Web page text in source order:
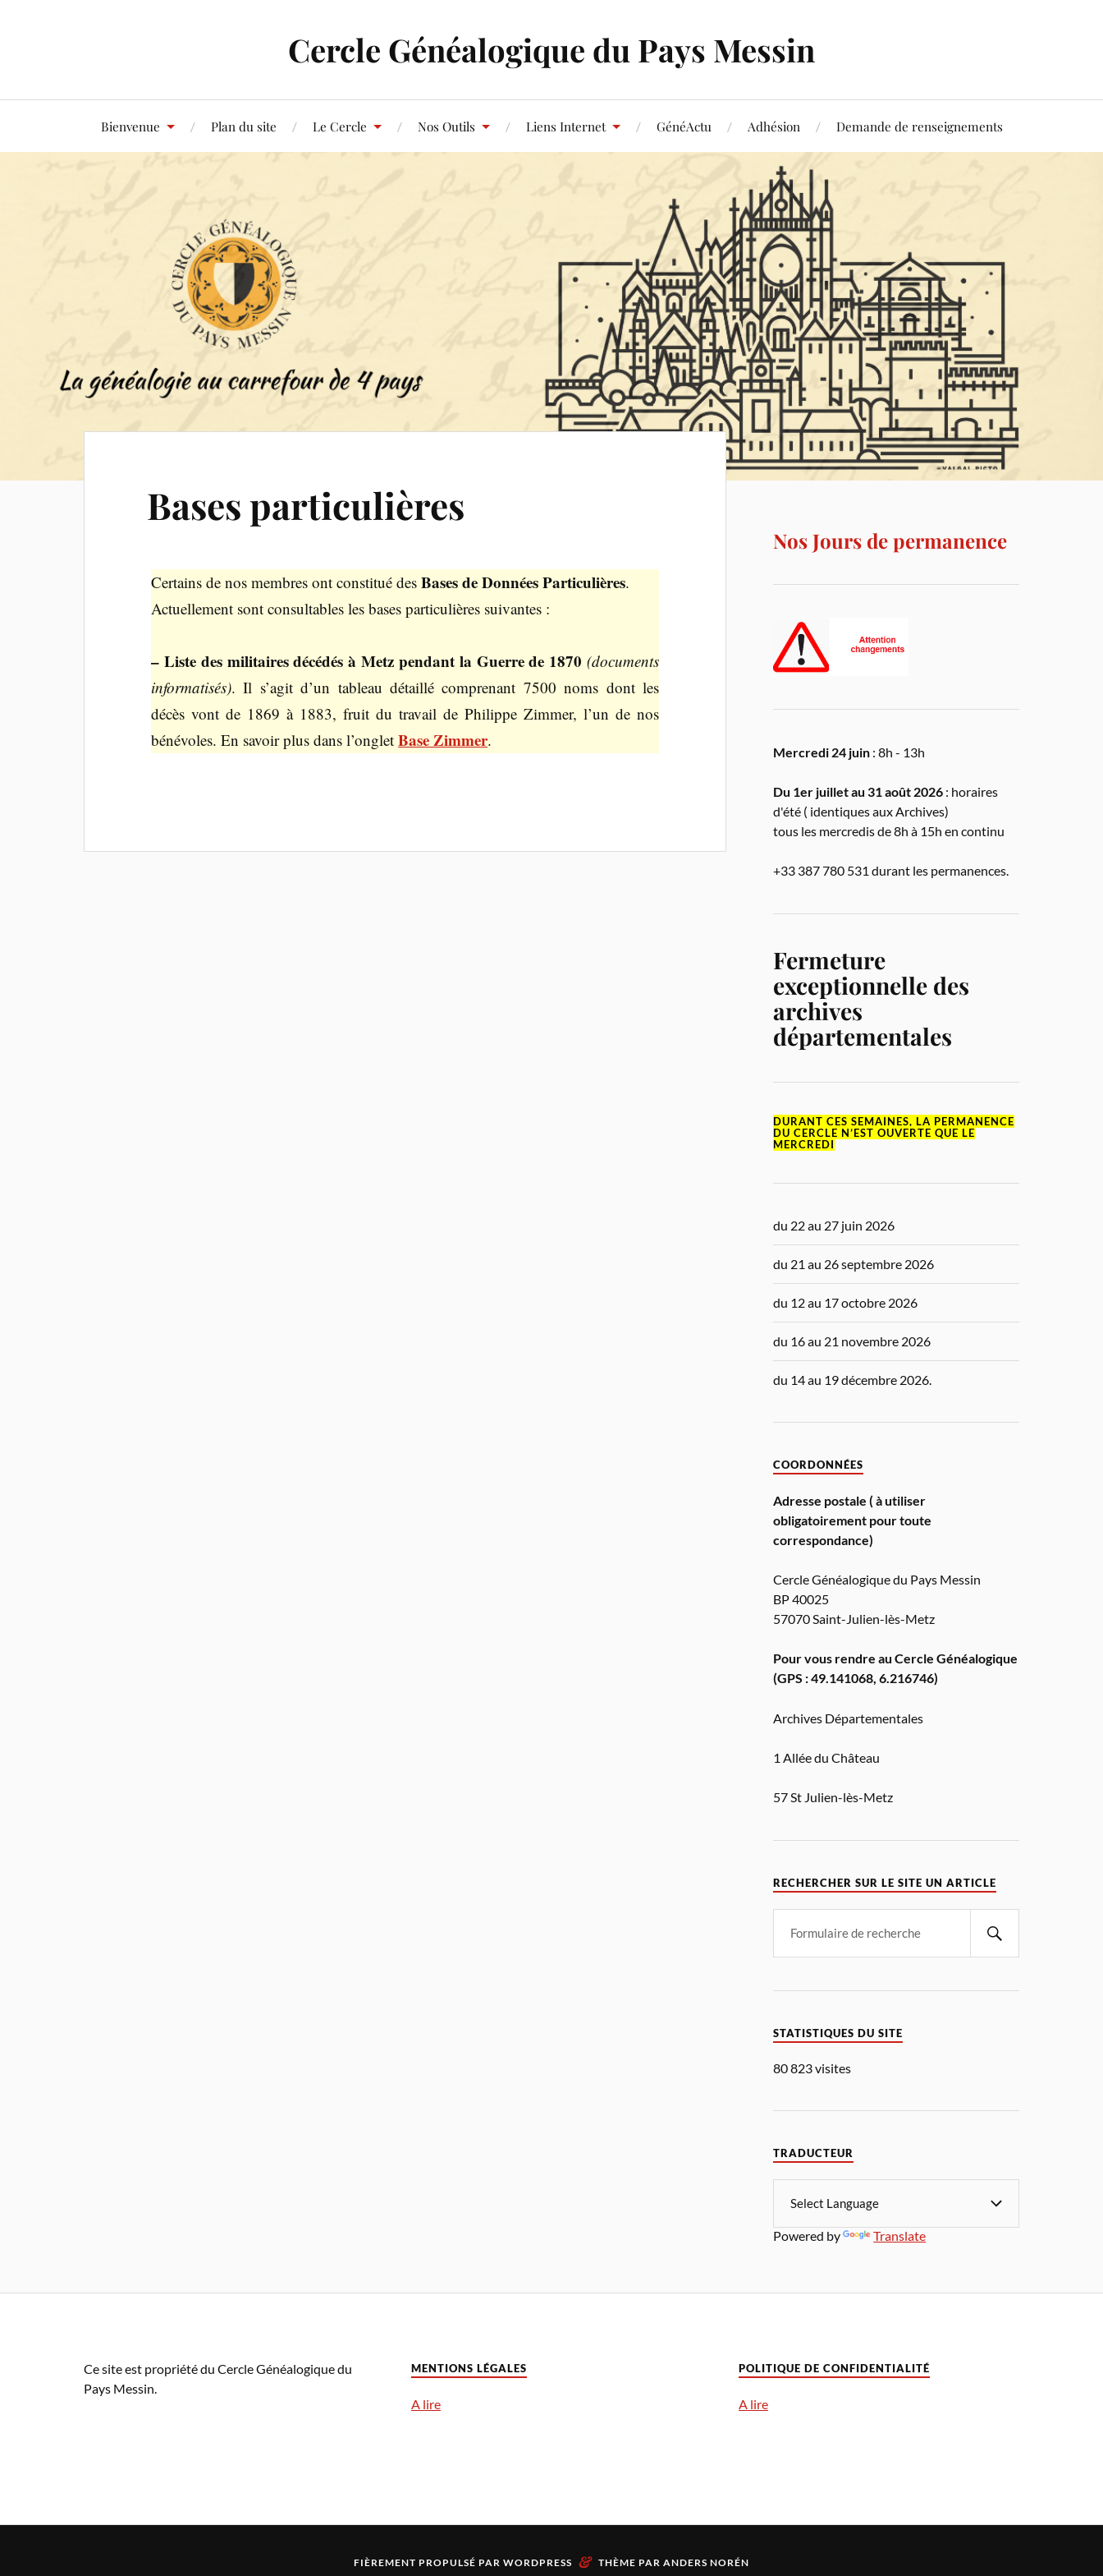
Cercle Généalogique du Pays Messin
Bienvenue Plan du site Le Cercle Nos Outils Liens Internet GénéActu Adhésion Demande de renseignements
Bases particulières
Certains de nos membres ont constitué desBases de Données Particulières.
Actuellement sont consultables les bases particulières suivantes :
– Liste des militaires décédés à Metz pendant la Guerre de 1870 (documents
informatisés). Il s’agit d’un tableau détaillé comprenant 7500 noms dont les
décès vont de 1869 à 1883, fruit du travail de Philippe Zimmer, l’un de nos
bénévoles. En savoir plus dans l’ongletBase Zimmer.
Nos Jours de permanence
Mercredi 24 juin : 8h - 13h
Du 1er juillet au 31 août 2026 : horaires
d'été ( identiques aux Archives)
tous les mercredis de 8h à 15h en continu
+33 387 780 531 durant les permanences.
Fermeture
exceptionnelle des
archives
départementales
DURANT CES SEMAINES, LA PERMANENCE
DU CERCLE N’EST OUVERTE QUE LE
MERCREDI
du 22 au 27 juin 2026
du 21 au 26 septembre 2026
du 12 au 17 octobre 2026
du 16 au 21 novembre 2026
du 14 au 19 décembre 2026.
COORDONNÉES
Adresse postale ( à utiliser
obligatoirement pour toute
correspondance)
Cercle Généalogique du Pays Messin
BP 40025
57070 Saint-Julien-lès-Metz
Pour vous rendre au Cercle Généalogique
(GPS : 49.141068, 6.216746)
Archives Départementales
1 Allée du Château
57 St Julien-lès-Metz
RECHERCHER SUR LE SITE UN ARTICLE
STATISTIQUES DU SITE
80 823 visites
TRADUCTEUR
Powered by Translate
Ce site est propriété du Cercle Généalogique du
Pays Messin.
MENTIONS LÉGALES
A lire
POLITIQUE DE CONFIDENTIALITÉ
A lire
FIÈREMENT PROPULSÉ PAR WORDPRESS & THÈME PAR ANDERS NORÉN